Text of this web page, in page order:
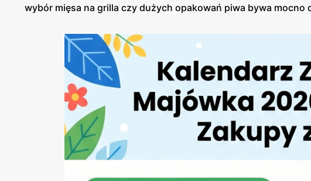
wybór mięsa na grilla czy dużych opakowań piwa bywa mocno